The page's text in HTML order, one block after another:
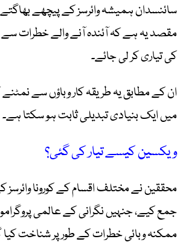
سائنسدان ہمیشہ وائرسز کے پیچھے
مقصد یہ ہے کہ آئندہ آنے والے خطرات
کی تیاری کر لی جائے۔
ان کے مطابق یہ طریقہ کار وباؤں سے
میں ایک بنیادی تبدیلی ثابت ہو سکتا ہے۔
ویکسین کیسے تیار کی گئی؟
محققین نے مختلف اقسام کے کورونا وائرسز
جمع کیے، جنہیں نگرانی کے عالمی
ممکنہ وبائی خطرات کے طور پر شناخت کیا